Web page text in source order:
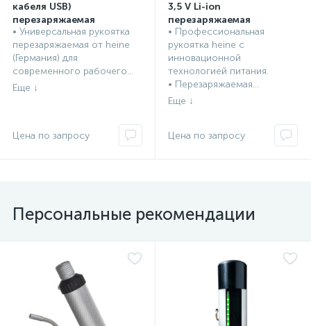
кабеля USB)
перезаряжаемая
Рукоятки и зарядные
устройства Heine, Германия
• Универсальная рукоятка
перезаряжаемая от heine
(Германия) для
современного рабочего...
3,5 V Li-ion
перезаряжаемая
Рукоятки и зарядные
устройства Heine, Германия
• Профессиональная
рукоятка heine с
инновационной
технологией питания.
• Перезаряжаемая...
Персональные рекомендации